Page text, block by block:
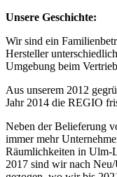
Unsere Geschichte:
Wir sind ein
Hersteller
Umgebung beim
Aus unserem 2012
Jahr 2014 die REGIO
Neben der Belieferung
immer mehr
Räumlichkeiten in Ulm-
2017 sind wir nach